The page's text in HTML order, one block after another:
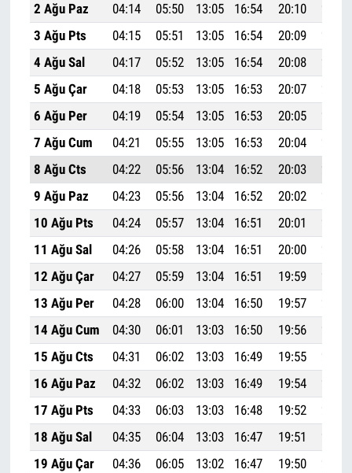
2 Ağu Paz
04:14 05:50 13:05 16:54 20:10
3 Ağu Pts
04:15 05:51 13:05 16:54 20:09
4 Ağu Sal
04:17 05:52 13:05 16:54 20:08
5 Ağu Çar
04:18 05:53 13:05 16:53 20:07
6 Ağu Per
04:19 05:54 13:05 16:53 20:05
7 Ağu Cum
04:21 05:55 13:05 16:53 20:04
8 Ağu Cts
04:22 05:56 13:04 16:52 20:03
9 Ağu Paz
04:23 05:56 13:04 16:52 20:02
10 Ağu Pts
04:24 05:57 13:04 16:51 20:01
11 Ağu Sal
04:26 05:58 13:04 16:51 20:00
12 Ağu Çar
04:27 05:59 13:04 16:51 19:59
13 Ağu Per
04:28 06:00 13:04 16:50 19:57
14 Ağu Cum
04:30 06:01 13:03 16:50 19:56
15 Ağu Cts
04:31 06:02 13:03 16:49 19:55
16 Ağu Paz
04:32 06:02 13:03 16:49 19:54
17 Ağu Pts
04:33 06:03 13:03 16:48 19:52
18 Ağu Sal
04:35 06:04 13:03 16:47 19:51
19 Ağu Çar
04:36 06:05 13:02 16:47 19:50